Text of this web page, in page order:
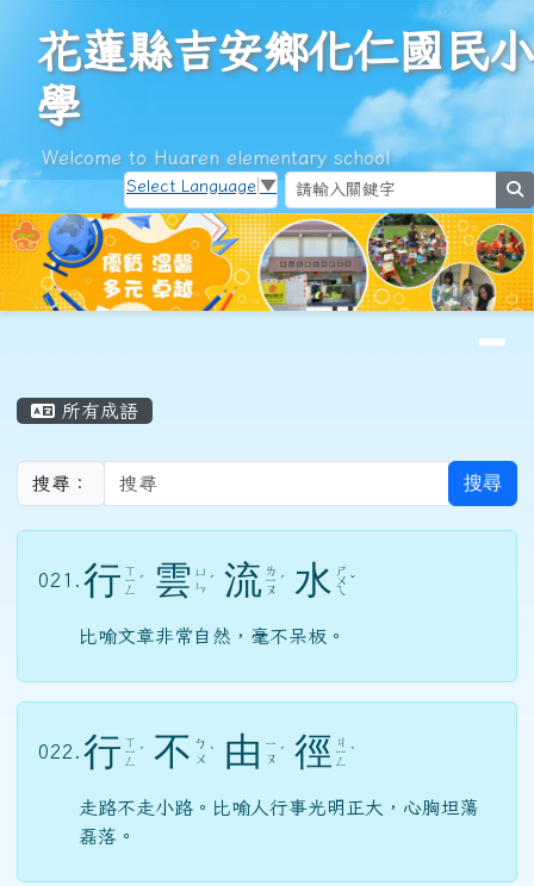
花蓮縣吉安鄉化仁國民小學
花蓮縣吉安鄉化仁國民小
學
Welcome to Huaren elementary school
Select Language ▼
所有成語
搜尋： 搜尋
021. 行 ㄒ
ㄧ
ㄥ
ˊ 雲 ㄩ
ㄣ ˊ 流 ㄌ
ㄧ
ㄡ
ˊ 水 ㄕ
ㄨ
ㄟ
ˇ
比喻文章非常自然，毫不呆板。
022. 行 ㄒ
ㄧ
ㄥ
ˊ 不 ㄅ
ㄨ ˋ 由 ㄧ
ㄡ ˊ 徑 ㄐ
ㄧ
ㄥ
ˋ
走路不走小路。比喻人行事光明正大，心胸坦蕩
磊落。